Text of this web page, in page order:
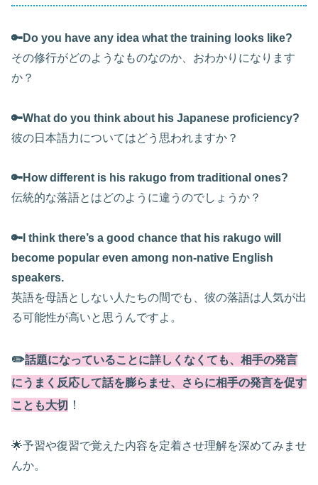
🔑Do you have any idea what the training looks like?
その修行がどのようなものなのか、おわかりになります
か？
🔑What do you think about his Japanese proficiency?
彼の日本語力についてはどう思われますか？
🔑How different is his rakugo from traditional ones?
伝統的な落語とはどのように違うのでしょうか？
🔑I think there’s a good chance that his rakugo will
become popular even among non-native English
speakers.
英語を母語としない人たちの間でも、彼の落語は人気が出
る可能性が高いと思うんですよ。
✏️話題になっていることに詳しくなくても、相手の発言
にうまく反応して話を膨らませ、さらに相手の発言を促す
ことも大切 ！
🌟予習や復習で覚えた内容を定着させ理解を深めてみませ
んか。